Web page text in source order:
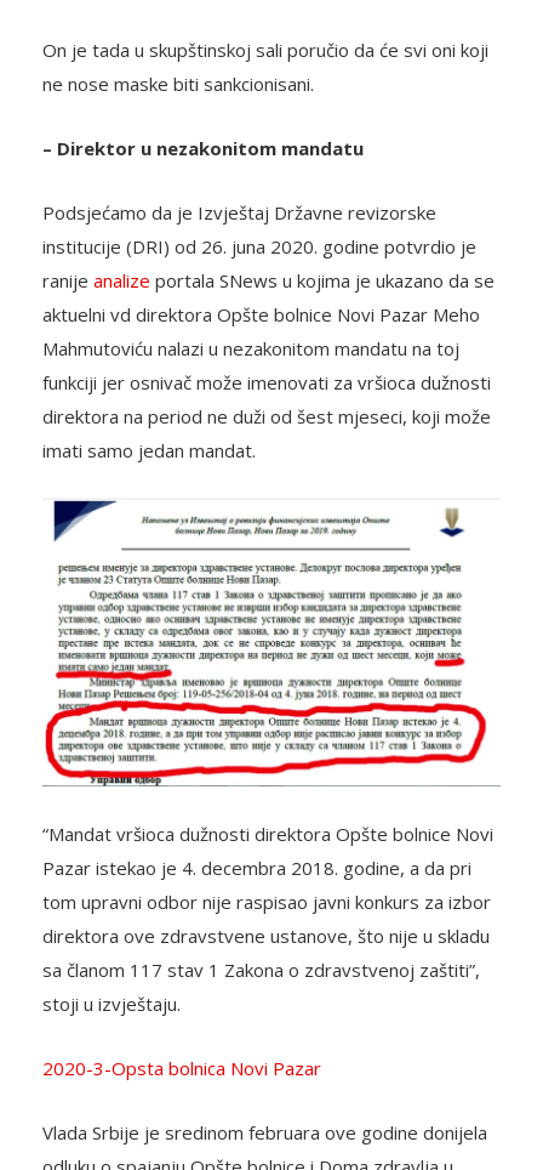
On je tada u skupštinskoj sali poručio da će svi oni koji
ne nose maske biti sankcionisani.
– Direktor u nezakonitom mandatu
Podsjećamo da je Izvještaj Državne revizorske
institucije (DRI) od 26. juna 2020. godine potvrdio je
ranije analize portala SNews u kojima je ukazano da se
aktuelni vd direktora Opšte bolnice Novi Pazar Meho
Mahmutoviću nalazi u nezakonitom mandatu na toj
funkciji jer osnivač može imenovati za vršioca dužnosti
direktora na period ne duži od šest mjeseci, koji može
imati samo jedan mandat.
“Mandat vršioca dužnosti direktora Opšte bolnice Novi
Pazar istekao je 4. decembra 2018. godine, a da pri
tom upravni odbor nije raspisao javni konkurs za izbor
direktora ove zdravstvene ustanove, što nije u skladu
sa članom 117 stav 1 Zakona o zdravstvenoj zaštiti”,
stoji u izvještaju.
2020-3-Opsta bolnica Novi Pazar
Vlada Srbije je sredinom februara ove godine donijela